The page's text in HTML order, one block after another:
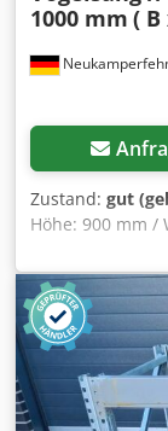
1000 mm ( B
Zustand: gut
Höhe: 900 mm /
hier ein
Vogelsang zum
Lieferumfang
Materialfarbe:
Ständertiefe:
Fußplatten Die